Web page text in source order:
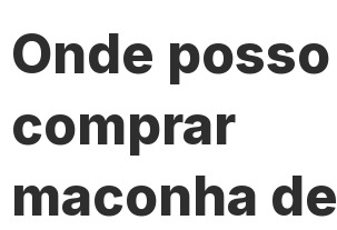
Onde posso
comprar
maconha de